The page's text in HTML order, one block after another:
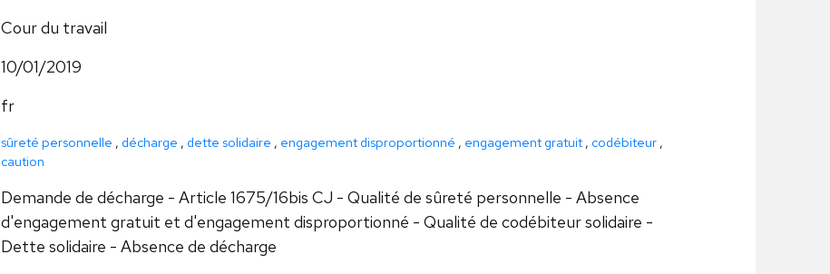
Cour du travail
10/01/2019
fr
sûreté personnelle , décharge , dette solidaire , engagement disproportionné , engagement gratuit, codébiteur,
caution
Demande de décharge - Article 1675/16bis CJ - Qualité de sûreté personnelle - Absence
d'engagement gratuit et d'engagement disproportionné - Qualité de codébiteur solidaire -
Dette solidaire - Absence de décharge